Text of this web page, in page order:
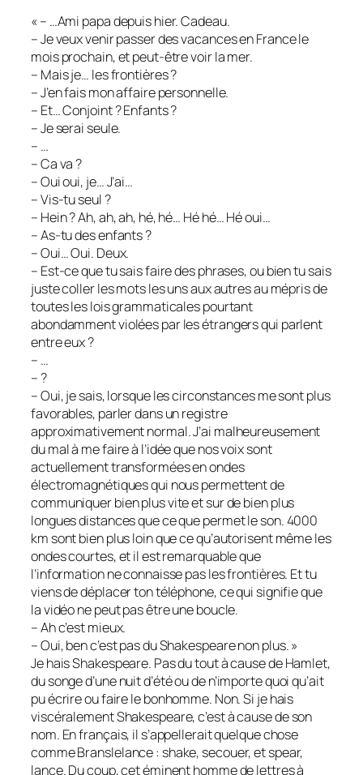
« – …Ami papa depuis hier. Cadeau.
– Je veux venir passer des vacances en France le
mois prochain, et peut-être voir la mer.
– Mais je… les frontières ?
– J’en fais mon affaire personnelle.
– Et… Conjoint ? Enfants ?
– Je serai seule.
– …
– Ca va ?
– Oui oui, je… J’ai…
– Vis-tu seul ?
– Hein ? Ah, ah, ah, hé, hé… Hé hé… Hé oui…
– As-tu des enfants ?
– Oui… Oui. Deux.
– Est-ce que tu sais faire des phrases, ou bien tu sais
juste coller les mots les uns aux autres au mépris de
toutes les lois grammaticales pourtant
abondamment violées par les étrangers qui parlent
entre eux ?
– …
– ?
– Oui, je sais, lorsque les circonstances me sont plus
favorables, parler dans un registre
approximativement normal. J’ai malheureusement
du mal à me faire à l’idée que nos voix sont
actuellement transformées en ondes
électromagnétiques qui nous permettent de
communiquer bien plus vite et sur de bien plus
longues distances que ce que permet le son. 4000
km sont bien plus loin que ce qu’autorisent même les
ondes courtes, et il est remarquable que
l’information ne connaisse pas les frontières. Et tu
viens de déplacer ton téléphone, ce qui signifie que
la vidéo ne peut pas être une boucle.
– Ah c’est mieux.
– Oui, ben c’est pas du Shakespeare non plus. »
Je hais Shakespeare. Pas du tout à cause de Hamlet,
du songe d’une nuit d’été ou de n’importe quoi qu’ait
pu écrire ou faire le bonhomme. Non. Si je hais
viscéralement Shakespeare, c’est à cause de son
nom. En français, il s’appellerait quelque chose
comme Branslelance : shake, secouer, et spear,
lance. Du coup, cet éminent homme de lettres à